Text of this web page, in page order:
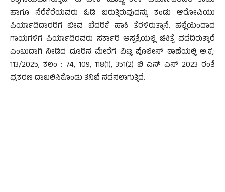
ಹಾಗೂ ನೆರೆಕೆರೆಯವರು ಓಡಿ ಬರುತ್ತಿರುವುದನ್ನು ಕಂಡು ಆರೋಪಿಯು
ಪಿರ್ಯಾದಿದಾರರಿಗೆ ಜೀವ ಬೆದರಿಕೆ ಹಾಕಿ ತೆರಳಿರುತ್ತಾನೆ. ಹಲ್ಲೆಯಿಂದಾದ
ಗಾಯಗಳಿಗೆ ಪಿರ್ಯಾದಿರವರು ಸರ್ಕಾರಿ ಆಸ್ಪತ್ರೆಯಲ್ಲಿ ಚಿಕಿತ್ಸೆ ಪಡೆದಿರುತ್ತಾರೆ
ಎಂಬುದಾಗಿ ನೀಡಿದ ದೂರಿನ ಮೇರೆಗೆ ವಿಟ್ಲ ಪೊಲೀಸ್ ಠಾಣೆಯಲ್ಲಿ ಅ.ಕ್ರ:
113/2025, ಕಲಂ : 74, 109, 118(1), 351(2) ಬಿ ಎನ್ ಎಸ್ 2023 ರಂತೆ
ಪ್ರಕರಣ ದಾಖಲಿಸಿಕೊಂಡು ತನಿಖೆ ನಡೆಸಲಾಗುತ್ತಿದೆ.